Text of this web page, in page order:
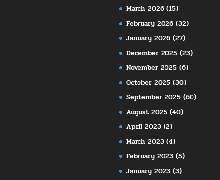
March 2026 (15)
February 2026 (32)
January 2026 (27)
December 2025 (23)
November 2025 (6)
October 2025 (30)
September 2025 (60)
August 2025 (40)
April 2023 (2)
March 2023 (4)
February 2023 (5)
January 2023 (3)